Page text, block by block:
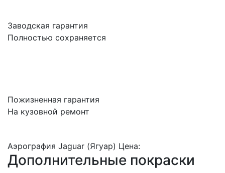
Заводская гарантия
Полностью сохраняется
Пожизненная гарантия
На кузовной ремонт
Аэрография Jaguar (Ягуар) Цена:
Дополнительные покраски